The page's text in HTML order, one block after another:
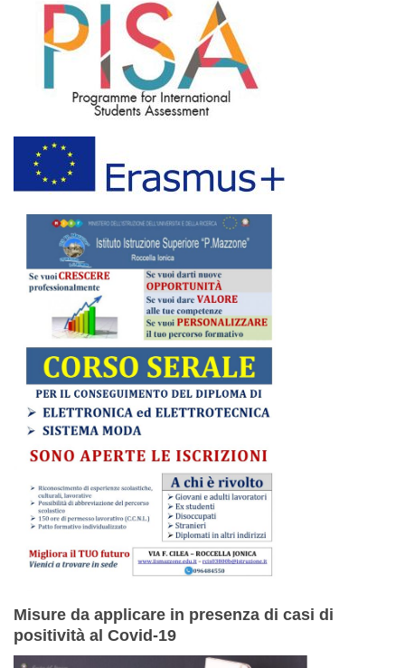
Misure da applicare in presenza di casi di
positività al Covid-19